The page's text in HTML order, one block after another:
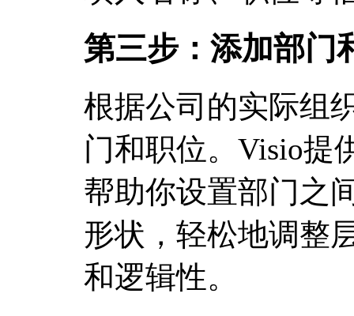
第三步：添加部门
根据公司的实际组
门和职位。Visio提
帮助你设置部门之
形状，轻松地调整
和逻辑性。